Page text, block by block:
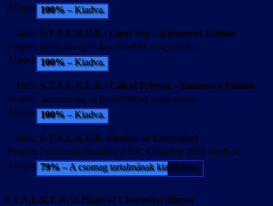
Állapot: 100%– Kiadva.
Játék: S.T.A.L.K.E.R.: Clear Sky – Enhanced Edition
Projekt: Játékszöveg és kezelőfelület magyarítása.
Állapot: 100%– Kiadva.
Játék: S.T.A.L.K.E.R.: Call of Pripyat – Enhanced Edition
Projekt: Játékszöveg és kezelőfelület magyarítása.
Állapot: 100%– Kiadva.
Játék: S.T.A.L.K.E.R. Shadow of Chernobyl
Projekt: Feliratozás illesztése a SoC Complete 2009 modhoz
Állapot: 79%– A csomag tartalmának kialakítása.
S.T.A.L.K.E.R. 2: Heart of Chornobyl állapot